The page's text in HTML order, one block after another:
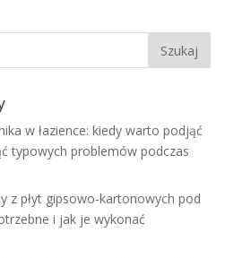
w łazience: kiedy warto podjąć
typowych problemów podczas
z płyt gipsowo-kartonowych pod
i jak je wykonać